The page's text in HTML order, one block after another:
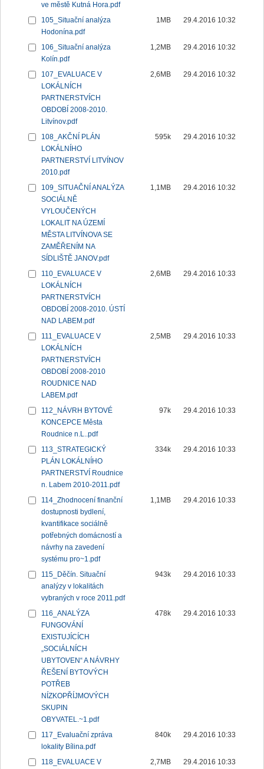
ve městě Kutná Hora.pdf
105_Situační analýza
Hodonína.pdf
1MB 29.4.2016 10:32
106_Situační analýza
Kolín.pdf
1,2MB 29.4.2016 10:32
107_EVALUACE V
LOKÁLNÍCH
PARTNERSTVÍCH
OBDOBÍ 2008-2010.
Litvínov.pdf
2,6MB 29.4.2016 10:32
108_AKČNÍ PLÁN
LOKÁLNÍHO
PARTNERSTVÍ LITVÍNOV
2010.pdf
595k 29.4.2016 10:32
109_SITUAČNÍ ANALÝZA
SOCIÁLNĚ
VYLOUČENÝCH
LOKALIT NA ÚZEMÍ
MĚSTA LITVÍNOVA SE
ZAMĚŘENÍM NA
SÍDLIŠTĚ JANOV.pdf
1,1MB 29.4.2016 10:32
110_EVALUACE V
LOKÁLNÍCH
PARTNERSTVÍCH
OBDOBÍ 2008-2010. ÚSTÍ
NAD LABEM.pdf
2,6MB 29.4.2016 10:33
111_EVALUACE V
LOKÁLNÍCH
PARTNERSTVÍCH
OBDOBÍ 2008-2010
ROUDNICE NAD
LABEM.pdf
2,5MB 29.4.2016 10:33
112_NÁVRH BYTOVÉ
KONCEPCE Města
Roudnice n.L..pdf
97k 29.4.2016 10:33
113_STRATEGICKÝ
PLÁN LOKÁLNÍHO
PARTNERSTVÍ Roudnice
n. Labem 2010-2011.pdf
334k 29.4.2016 10:33
114_Zhodnocení finanční
dostupnosti bydlení,
kvantifikace sociálně
potřebných domácností a
návrhy na zavedení
systému pro~1.pdf
1,1MB 29.4.2016 10:33
115_Děčín. Situační
analýzy v lokalitách
vybraných v roce 2011.pdf
943k 29.4.2016 10:33
116_ANALÝZA
FUNGOVÁNÍ
EXISTUJÍCÍCH
„SOCIÁLNÍCH
UBYTOVEN“ A NÁVRHY
ŘEŠENÍ BYTOVÝCH
POTŘEB
NÍZKOPŘÍJMOVÝCH
SKUPIN
OBYVATEL.~1.pdf
478k 29.4.2016 10:33
117_Evaluační zpráva
lokality Bílina.pdf
840k 29.4.2016 10:33
118_EVALUACE V
2,7MB 29.4.2016 10:33